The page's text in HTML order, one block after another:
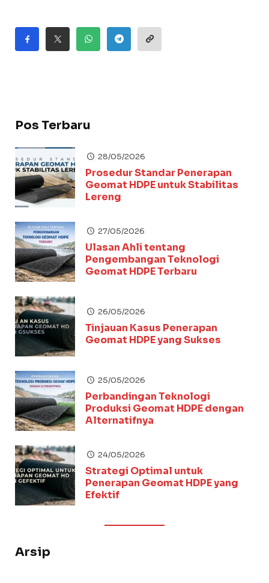
Pos Terbaru
28/05/2026
Prosedur Standar Penerapan
Geomat HDPE untuk Stabilitas
Lereng
27/05/2026
Ulasan Ahli tentang
Pengembangan Teknologi
Geomat HDPE Terbaru
26/05/2026
Tinjauan Kasus Penerapan
Geomat HDPE yang Sukses
25/05/2026
Perbandingan Teknologi
Produksi Geomat HDPE dengan
Alternatifnya
24/05/2026
Strategi Optimal untuk
Penerapan Geomat HDPE yang
Efektif
Arsip